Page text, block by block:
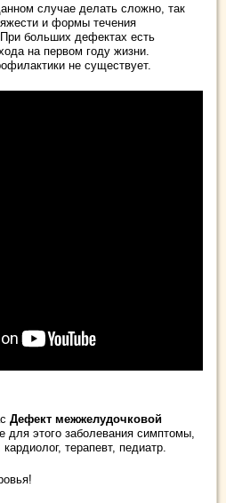
случае делать сложно, так
и формы течения
При больших дефектах есть
на первом году жизни.
не существует.
Дефект межжелудочковой
для этого заболевания симптомы,
терапевт, педиатр.